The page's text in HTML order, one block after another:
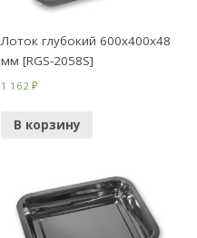
Лоток глубокий 600х400х48
мм [RGS-2058S]
1 162₽
В корзину